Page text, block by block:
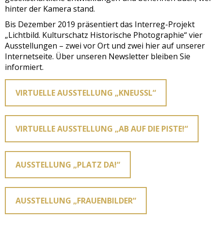
hinter der Kamera stand.
Bis Dezember 2019 präsentiert das Interreg-Projekt
„Lichtbild. Kulturschatz Historische Photographie“ vier
Ausstellungen – zwei vor Ort und zwei hier auf unserer
Internetseite. Über unseren Newsletter bleiben Sie
informiert.
VIRTUELLE AUSSTELLUNG „KNEUSSL“
VIRTUELLE AUSSTELLUNG „AB AUF DIE PISTE!“
AUSSTELLUNG „PLATZ DA!“
AUSSTELLUNG „FRAUENBILDER“